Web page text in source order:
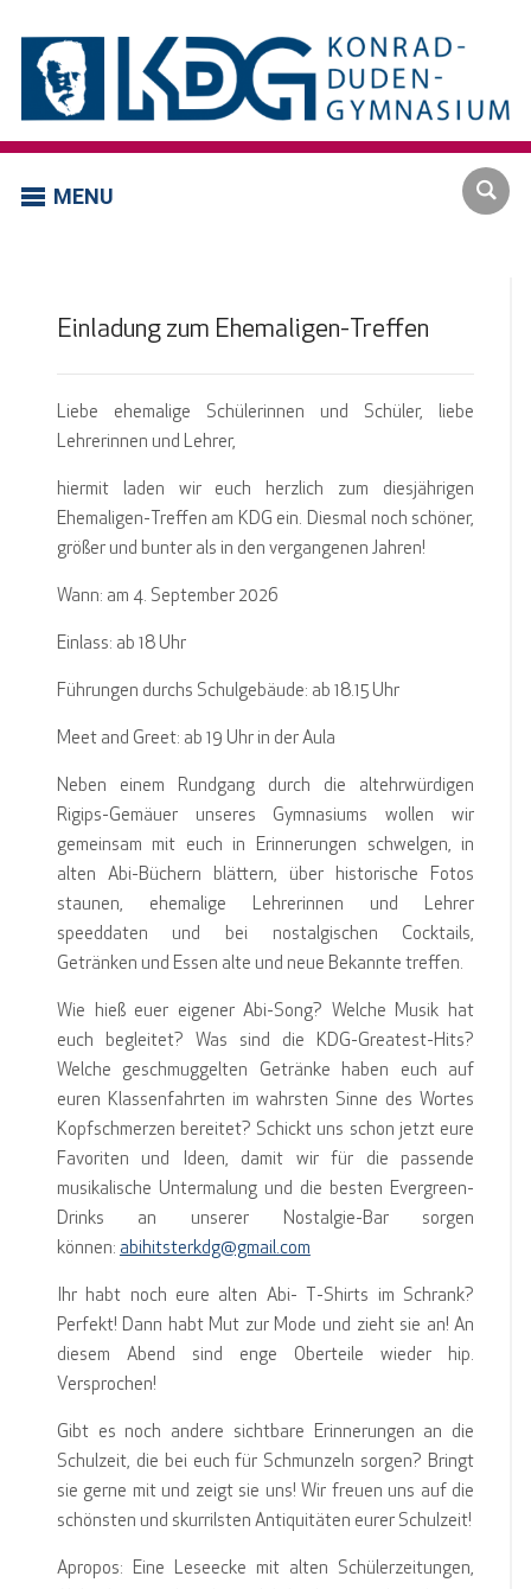
MENU
Einladung zum Ehemaligen-Treffen
Liebe ehemalige Schülerinnen und Schüler, liebe
Lehrerinnen und Lehrer,
hiermit laden wir euch herzlich zum diesjährigen
Ehemaligen-Treffen am KDG ein. Diesmal noch schöner,
größer und bunter als in den vergangenen Jahren!
Wann: am 4. September 2026
Einlass: ab 18 Uhr
Führungen durchs Schulgebäude: ab 18.15 Uhr
Meet and Greet: ab 19 Uhr in der Aula
Neben einem Rundgang durch die altehrwürdigen
Rigips-Gemäuer unseres Gymnasiums wollen wir
gemeinsam mit euch in Erinnerungen schwelgen, in
alten Abi-Büchern blättern, über historische Fotos
staunen, ehemalige Lehrerinnen und Lehrer
speeddaten und bei nostalgischen Cocktails,
Getränken und Essen alte und neue Bekannte treffen.
Wie hieß euer eigener Abi-Song? Welche Musik hat
euch begleitet? Was sind die KDG-Greatest-Hits?
Welche geschmuggelten Getränke haben euch auf
euren Klassenfahrten im wahrsten Sinne des Wortes
Kopfschmerzen bereitet? Schickt uns schon jetzt eure
Favoriten und Ideen, damit wir für die passende
musikalische Untermalung und die besten Evergreen-
Drinks an unserer Nostalgie-Bar sorgen
können: abihitsterkdg@gmail.com
Ihr habt noch eure alten Abi- T-Shirts im Schrank?
Perfekt! Dann habt Mut zur Mode und zieht sie an! An
diesem Abend sind enge Oberteile wieder hip.
Versprochen!
Gibt es noch andere sichtbare Erinnerungen an die
Schulzeit, die bei euch für Schmunzeln sorgen? Bringt
sie gerne mit und zeigt sie uns! Wir freuen uns auf die
schönsten und skurrilsten Antiquitäten eurer Schulzeit!
Apropos: Eine Leseecke mit alten Schülerzeitungen,